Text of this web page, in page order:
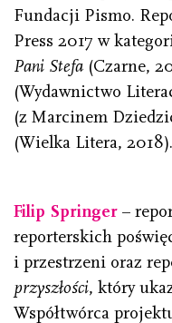
Fundacji Pismo.
Press 2017 w
Pani Stefa (Czarne,
(Wydawnictwo
(z Marcinem
(Wielka Litera, 2018).
Filip Springer –
reporterskich
i przestrzeni oraz
przyszłości, który
Współtwórca